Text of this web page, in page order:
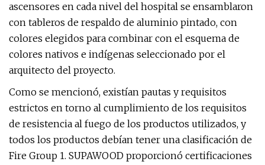
ascensores en cada nivel del hospital se ensamblaron
con tableros de respaldo de aluminio pintado, con
colores elegidos para combinar con el esquema de
colores nativos e indígenas seleccionado por el
arquitecto del proyecto.
Como se mencionó, existían pautas y requisitos
estrictos en torno al cumplimiento de los requisitos
de resistencia al fuego de los productos utilizados, y
todos los productos debían tener una clasificación de
Fire Group 1. SUPAWOOD proporcionó certificaciones